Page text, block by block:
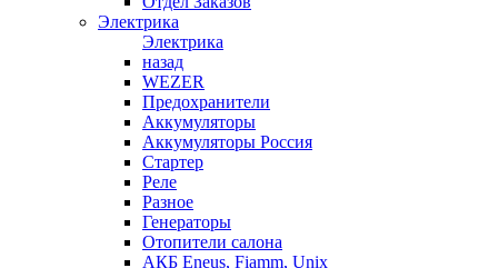
Электрика
Электрика
назад
WEZER
Предохранители
Аккумуляторы
Аккумуляторы Россия
Стартер
Реле
Разное
Генераторы
Отопители салона
АКБ Eneus, Fiamm, Unix